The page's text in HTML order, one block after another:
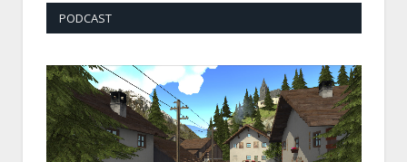
PODCAST